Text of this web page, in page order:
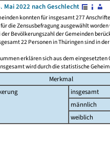
Mai 2022 nach Geschlecht
konnten für insgesamt 277
die Zensusbefragung ausgewählt
Bevölkerungszahl der Gemeinden
22 Personen in Thüringen sind in
erklären sich aus dem
wird durch die statistische
Merkmal
insgesamt
männlich
weiblich